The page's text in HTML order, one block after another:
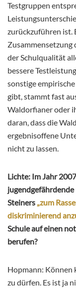
Testgruppen
zurückzuführen ist.
Zusammensetzung
der Schulqualität
bessere
sonstige
gibt, stammt fast
Waldorfianer oder
daran, dass die
ergebnisoffene
nicht zu lassen.
Lichte: Im Jahr
jugendgefährdende
Steiners „zum
diskriminierend
Schule auf einen
berufen?
Hopmann: Können
zu dürfen. Es ist ja